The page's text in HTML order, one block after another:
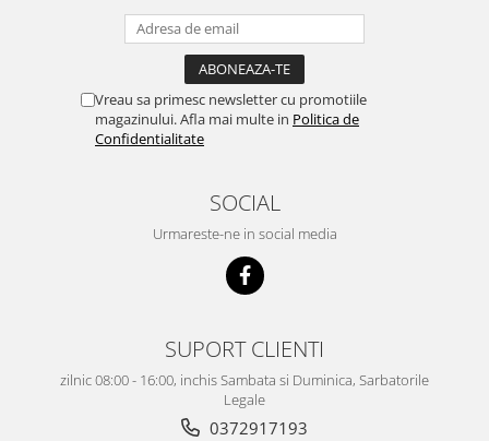
Vreau sa primesc newsletter cu promotiile
magazinului. Afla mai multe in Politica de
Confidentialitate
SOCIAL
Urmareste-ne in social media
SUPORT CLIENTI
zilnic 08:00 - 16:00, inchis Sambata si Duminica, Sarbatorile
Legale
0372917193